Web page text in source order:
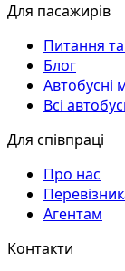
Для пасажирів
Питання та
Блог
Автобусні
Всі
Для співпраці
Про нас
Агентам
Контакти